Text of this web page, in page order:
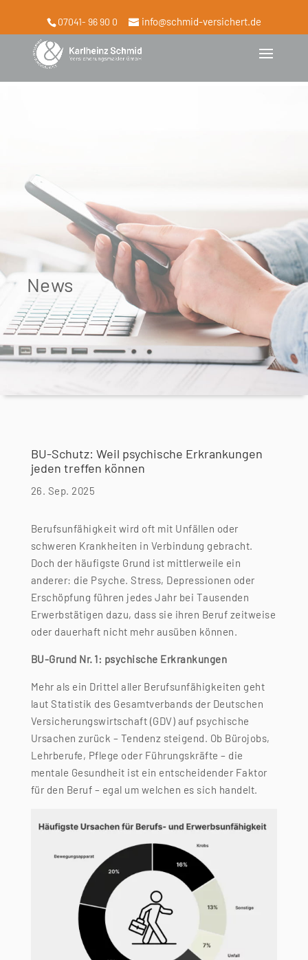
07041- 96 90 0 info@schmid-versichert.de
News
BU-Schutz: Weil psychische Erkrankungen
jeden treffen können
26. Sep. 2025
Berufsunfähigkeit wird oft mit Unfällen oder
schweren Krankheiten in Verbindung gebracht.
Doch der häufigste Grund ist mittlerweile ein
anderer: die Psyche. Stress, Depressionen oder
Erschöpfung führen jedes Jahr bei Tausenden
Erwerbstätigen dazu, dass sie ihren Beruf zeitweise
oder dauerhaft nicht mehr ausüben können.
BU-Grund Nr. 1: psychische Erkrankungen
Mehr als ein Drittel aller Berufsunfähigkeiten geht
laut Statistik des Gesamtverbands der Deutschen
Versicherungswirtschaft (GDV) auf psychische
Ursachen zurück – Tendenz steigend. Ob Bürojobs,
Lehrberufe, Pflege oder Führungskräfte – die
mentale Gesundheit ist ein entscheidender Faktor
für den Beruf – egal um welchen es sich handelt.